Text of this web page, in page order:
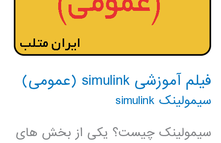
فیلم آموزشی simulink (عمومی)
سیمولینک simulink
سیمولینک چیست؟ یکی از بخش های